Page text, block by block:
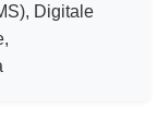
Digitale